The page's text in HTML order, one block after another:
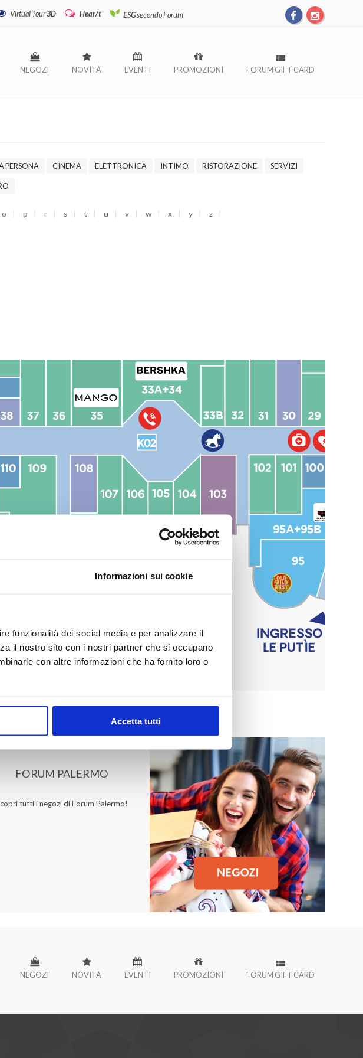
Informazioni sui cookie
funzionalità dei social media e per analizzare il
il nostro sito con i nostri partner che si occupano
con altre informazioni che ha fornito loro o
Accetta tutti
Virtual Tour3D Hear/t ESGsecondo Forum
NEGOZI NOVITÀ EVENTI PROMOZIONI FORUM GIFT CARD
PERSONA CINEMA ELETTRONICA INTIMO RISTORAZIONE SERVIZI
o p r s t u v w x y z
FORUM PALERMO
tutti i negozi di Forum Palermo!
NEGOZI NOVITÀ EVENTI PROMOZIONI FORUM GIFT CARD